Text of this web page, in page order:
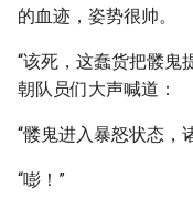
的血迹，姿势很帅。
“该死，这蠢货把髅鬼
朝队员们大声喊道：
“髅鬼进入暴怒状态，
“嘭！”